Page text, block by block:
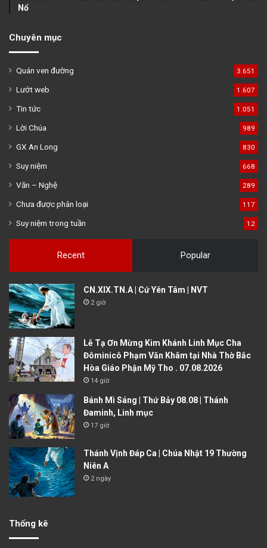
Nổ
Chuyên mục
Quán ven đường 3.651
Lướt web 1.607
Tin tức 1.051
Lời Chúa 989
GX An Long 830
Suy niệm 668
Văn – Nghệ 289
Chưa được phân loại 117
Suy niệm trong tuần 12
Recent Popular
CN.XIX.TN.A | Cứ Yên Tâm | NVT
2 giờ
Lễ Tạ Ơn Mừng Kim Khánh Linh Mục Cha
Đôminicô Phạm Văn Khâm tại Nhà Thờ Bắc
Hòa Giáo Phận Mỹ Tho . 07.08.2026
14 giờ
Bánh Mì Sáng | Thứ Bảy 08.08 | Thánh
Đaminh, Linh mục
17 giờ
Thánh Vịnh Đáp Ca | Chúa Nhật 19 Thường
Niên A
2 ngày
Thống kê